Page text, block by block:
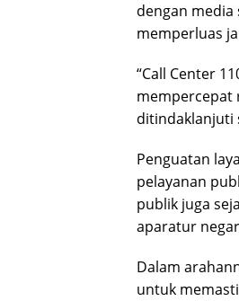
dengan
memperluas
“Call Center
mempercepat
ditindaklanjuti
Penguatan
pelayanan
publik juga
aparatur
Dalam
untuk